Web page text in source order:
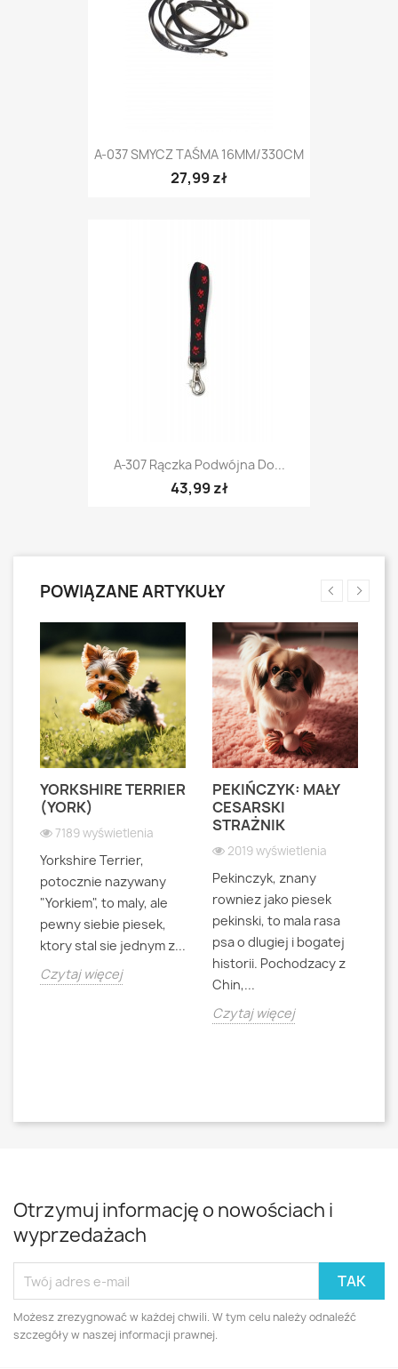
A-037 SMYCZ TAŚMA 16MM/330CM
27,99 zł
A-307 Rączka Podwójna Do...
43,99 zł
POWIĄZANE ARTYKUŁY
YORKSHIRE TERRIER
(YORK)
7189 wyświetlenia
Yorkshire Terrier,
potocznie nazywany
"Yorkiem", to maly, ale
pewny siebie piesek,
ktory stal sie jednym z...
Czytaj więcej
PEKIŃCZYK: MAŁY
CESARSKI
STRAŻNIK
2019 wyświetlenia
Pekinczyk, znany
rowniez jako piesek
pekinski, to mala rasa
psa o dlugiej i bogatej
historii. Pochodzacy z
Chin,...
Czytaj więcej
Otrzymuj informację o nowościach i
wyprzedażach
Możesz zrezygnować w każdej chwili. W tym celu należy odnaleźć
szczegóły w naszej informacji prawnej.